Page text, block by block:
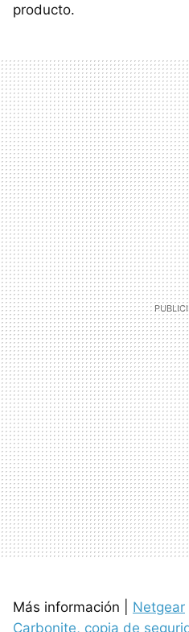
producto.
Más información | Netgear
Carbonite, copia de